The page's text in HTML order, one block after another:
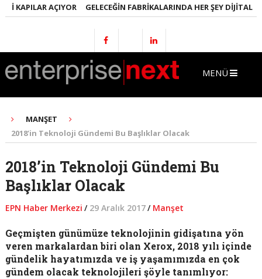
AÇIYOR GELECEĞIN FABRIKALARINDA HER ŞEY DIJITAL
MENÜ
MANŞET
2018’in Teknoloji Gündemi Bu Başlıklar Olacak
2018’in Teknoloji Gündemi Bu
Başlıklar Olacak
EPN Haber Merkezi / 29 Aralık 2017/ Manşet
Geçmişten günümüze teknolojinin gidişatına yön
veren markalardan biri olan Xerox, 2018 yılı içinde
gündelik hayatımızda ve iş yaşamımızda en çok
gündem olacak teknolojileri şöyle tanımlıyor: